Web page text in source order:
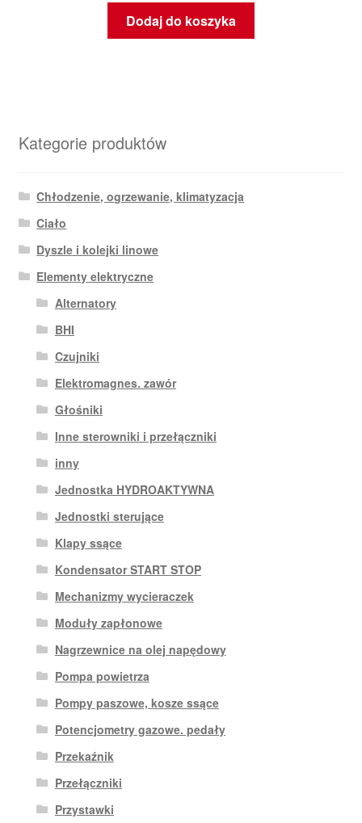
Dodaj do koszyka
Kategorie produktów
Chłodzenie, ogrzewanie, klimatyzacja
Ciało
Dyszle i kolejki linowe
Elementy elektryczne
Alternatory
BHI
Czujniki
Elektromagnes. zawór
Głośniki
Inne sterowniki i przełączniki
inny
Jednostka HYDROAKTYWNA
Jednostki sterujące
Klapy ssące
Kondensator START STOP
Mechanizmy wycieraczek
Moduły zapłonowe
Nagrzewnice na olej napędowy
Pompa powietrza
Pompy paszowe, kosze ssące
Potencjometry gazowe. pedały
Przekaźnik
Przełączniki
Przystawki